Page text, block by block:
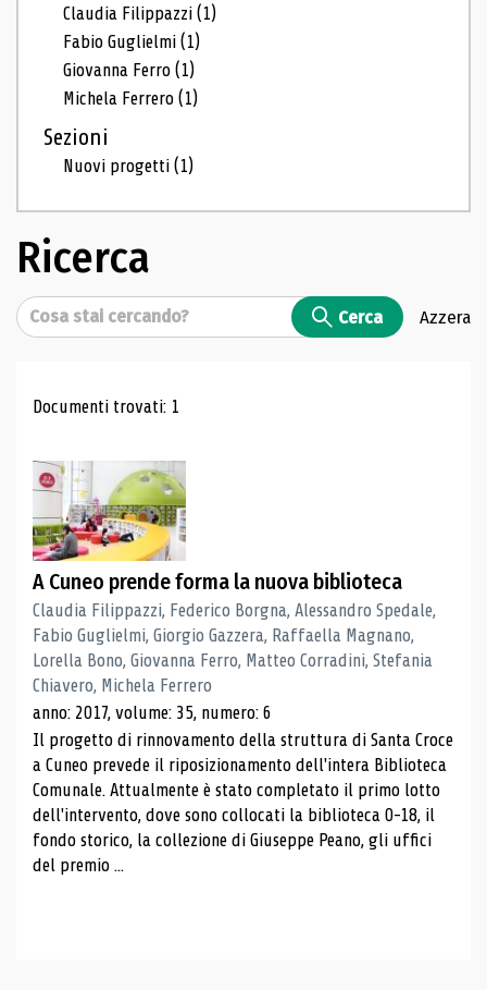
Claudia Filippazzi(1)
Fabio Guglielmi(1)
Giovanna Ferro(1)
Michela Ferrero(1)
Sezioni
Nuovi progetti(1)
Ricerca
Cerca Cerca Azzera
Risultati di ricerca
Documenti trovati: 1
A Cuneo prende forma la nuova biblioteca
Claudia Filippazzi, Federico Borgna, Alessandro Spedale,
Fabio Guglielmi, Giorgio Gazzera, Raffaella Magnano,
Lorella Bono, Giovanna Ferro, Matteo Corradini, Stefania
Chiavero, Michela Ferrero
anno: 2017, volume: 35, numero: 6
Il progetto di rinnovamento della struttura di Santa Croce
a Cuneo prevede il riposizionamento dell'intera Biblioteca
Comunale. Attualmente è stato completato il primo lotto
dell'intervento, dove sono collocati la biblioteca 0-18, il
fondo storico, la collezione di Giuseppe Peano, gli uffici
del premio ...